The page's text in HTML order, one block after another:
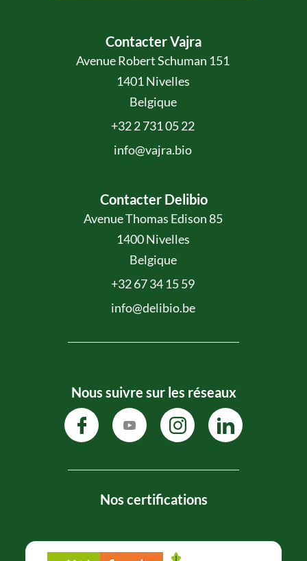
Contacter Vajra
Avenue Robert Schuman 151
1401 Nivelles
Belgique
+32 2 731 05 22
info@vajra.bio
Contacter Delibio
Avenue Thomas Edison 85
1400 Nivelles
Belgique
+32 67 34 15 59
info@delibio.be
Nous suivre sur les réseaux
Nos certifications